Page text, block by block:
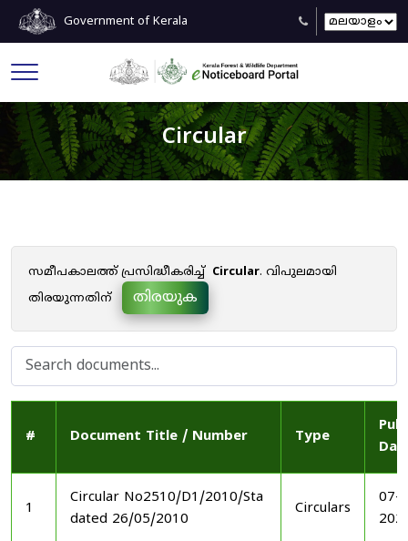
Government of Kerala
Circular
സമീപകാലത്ത് പ്രസിദ്ധീകരിച്ച് Circular. വിപുലമായി
തിരയുന്നതിന്
തിരയുക
# Document Title / Number Type
1
Circular No2510/D1/2010/Sta
dated 26/05/2010
Circulars
07-